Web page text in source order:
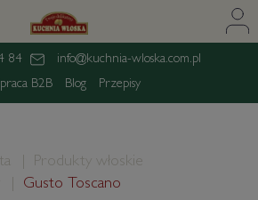
84
info@kuchnia-wloska.com.pl
B2B
Blog Przepisy
Produkty włoskie
Gusto Toscano